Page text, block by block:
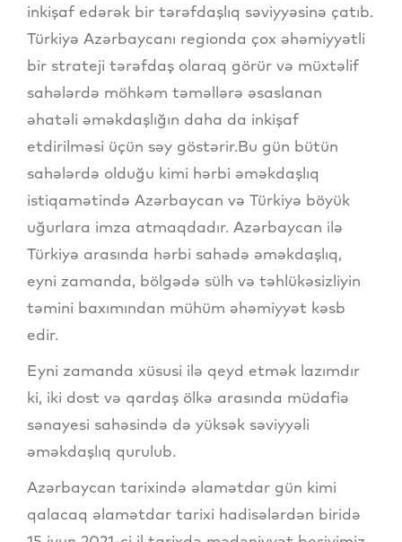
inkişaf edərək bir tərəfdaşlıq səviyyəsinə çatıb.
Türkiyə Azərbaycanı regionda çox əhəmiyyətli
bir strateji tərəfdaş olaraq görür və müxtəlif
sahələrdə möhkəm təməllərə əsaslanan
əhatəli əməkdaşlığın daha da inkişaf
etdirilməsi üçün səy göstərir.Bu gün bütün
sahələrdə olduğu kimi hərbi əməkdaşlıq
istiqamətində Azərbaycan və Türkiyə böyük
uğurlara imza atmaqdadır. Azərbaycan ilə
Türkiyə arasında hərbi sahədə əməkdaşlıq,
eyni zamanda, bölgədə sülh və təhlükəsizliyin
təmini baxımından mühüm əhəmiyyət kəsb
edir.
Eyni zamanda xüsusi ilə qeyd etmək lazımdır
ki, iki dost və qardaş ölkə arasında müdafiə
sənayesi sahəsində də yüksək səviyyəli
əməkdaşlıq qurulub.
Azərbaycan tarixində əlamətdar gün kimi
qalacaq əlamətdar tarixi hadisələrdən biridə